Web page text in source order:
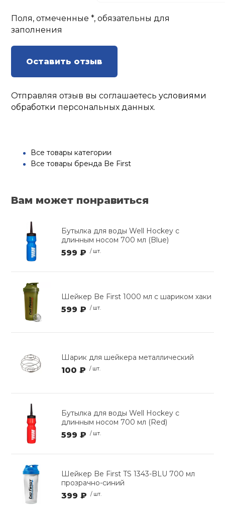
Поля, отмеченные *, обязательны для
заполнения
Оставить отзыв
Отправляя отзыв вы соглашаетесьусловиями
обработки персональных данных.
Все товары категории
Все товары бренда Be First
Вам может понравиться
Бутылка для воды Well Hockey с
длинным носом 700 мл (Blue)
599 ₽ / шт.
Шейкер Be First 1000 мл с шариком хаки
599 ₽ / шт.
Шарик для шейкера металлический
100 ₽ / шт.
Бутылка для воды Well Hockey с
длинным носом 700 мл (Red)
599 ₽ / шт.
Шейкер Be First TS 1343-BLU 700 мл
прозрачно-синий
399 ₽ / шт.